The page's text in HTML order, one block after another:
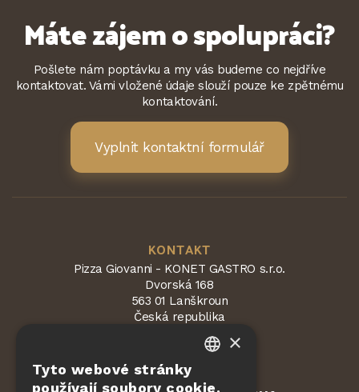
Máte zájem o spolupráci?
Pošlete nám poptávku a my vás budeme co nejdříve
kontaktovat. Vámi vložené údaje slouží pouze ke zpětnému
kontaktování.
Vyplnit kontaktní formulář
KONTAKT
Pizza Giovanni - KONET GASTRO s.r.o.
Dvorská 168
563 01 Lanškroun
Česká republika
×
Tyto webové stránky
používají soubory cookie.